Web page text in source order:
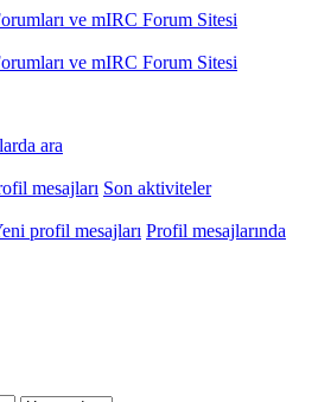
ara
mesajları Son aktiviteler
profil mesajları Profil mesajlarında